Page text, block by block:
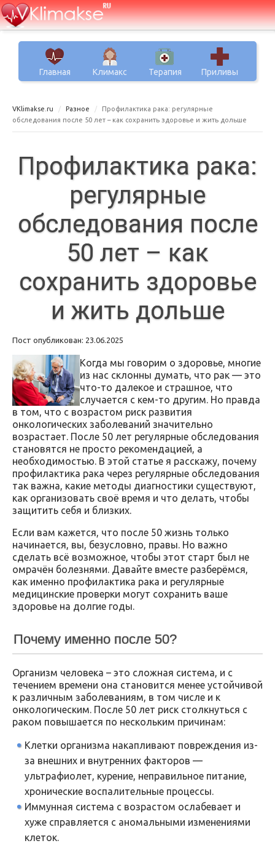
Главная Климакс Терапия Приливы
VKlimakse.ru Разное
Профилактика рака: регулярные
обследования после 50 лет – как сохранить здоровье и жить дольше
Профилактика рака:
регулярные
обследования после
50 лет – как
сохранить здоровье
и жить дольше
Пост опубликован: 23.06.2025
Когда мы говорим о здоровье, многие
из нас склонны думать, что рак — это
что-то далекое и страшное, что
случается с кем-то другим. Но правда
в том, что с возрастом риск развития
онкологических заболеваний значительно
возрастает. После 50 лет регулярные обследования
становятся не просто рекомендацией, а
необходимостью. В этой статье я расскажу, почему
профилактика рака через регулярные обследования
так важна, какие методы диагностики существуют,
как организовать своё время и что делать, чтобы
защитить себя и близких.
Если вам кажется, что после 50 жизнь только
начинается, вы, безусловно, правы. Но важно
сделать всё возможное, чтобы этот старт был не
омрачён болезнями. Давайте вместе разберёмся,
как именно профилактика рака и регулярные
медицинские проверки могут сохранить ваше
здоровье на долгие годы.
Почему именно после 50?
Организм человека – это сложная система, и с
течением времени она становится менее устойчивой
к различным заболеваниям, в том числе и к
онкологическим. После 50 лет риск столкнуться с
раком повышается по нескольким причинам:
Клетки организма накапливают повреждения из-
за внешних и внутренних факторов —
ультрафиолет, курение, неправильное питание,
хронические воспалительные процессы.
Иммунная система с возрастом ослабевает и
хуже справляется с аномальными изменениями
клеток.